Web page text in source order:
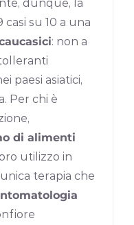
dunque, la
su 10 a una
: non a
paesi asiatici,
Per chi è
di alimenti
utilizzo in
terapia che